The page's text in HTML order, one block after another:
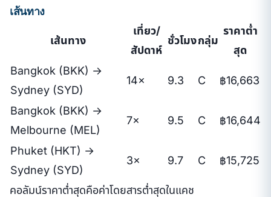
เส้นทาง
เส้นทาง
เที่ยว/
สัปดาห์
ชั่วโมงกลุ่ม
ราคาต่ำ
สุด
Bangkok (BKK) →
Sydney (SYD)
14× 9.3 C ฿16,663
Bangkok (BKK) →
Melbourne (MEL)
7× 9.5 C ฿16,644
Phuket (HKT) →
Sydney (SYD)
3× 9.7 C ฿15,725
คอลัมน์ราคาต่ำสุดคือค่าโดยสารต่ำสุดในแคช